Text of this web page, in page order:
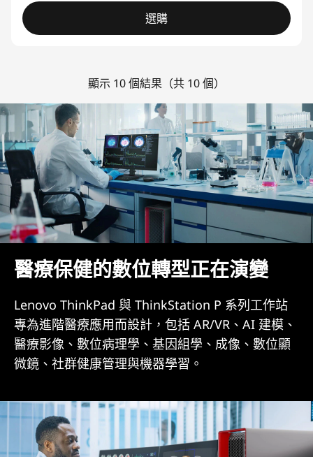
選購
顯示 10 個結果（共 10 個）
醫療保健的數位轉型正在演變
Lenovo ThinkPad 與 ThinkStation P 系列工作站
專為進階醫療應用而設計，包括 AR/VR、AI 建模、
醫療影像、數位病理學、基因組學、成像、數位顯
微鏡、社群健康管理與機器學習。